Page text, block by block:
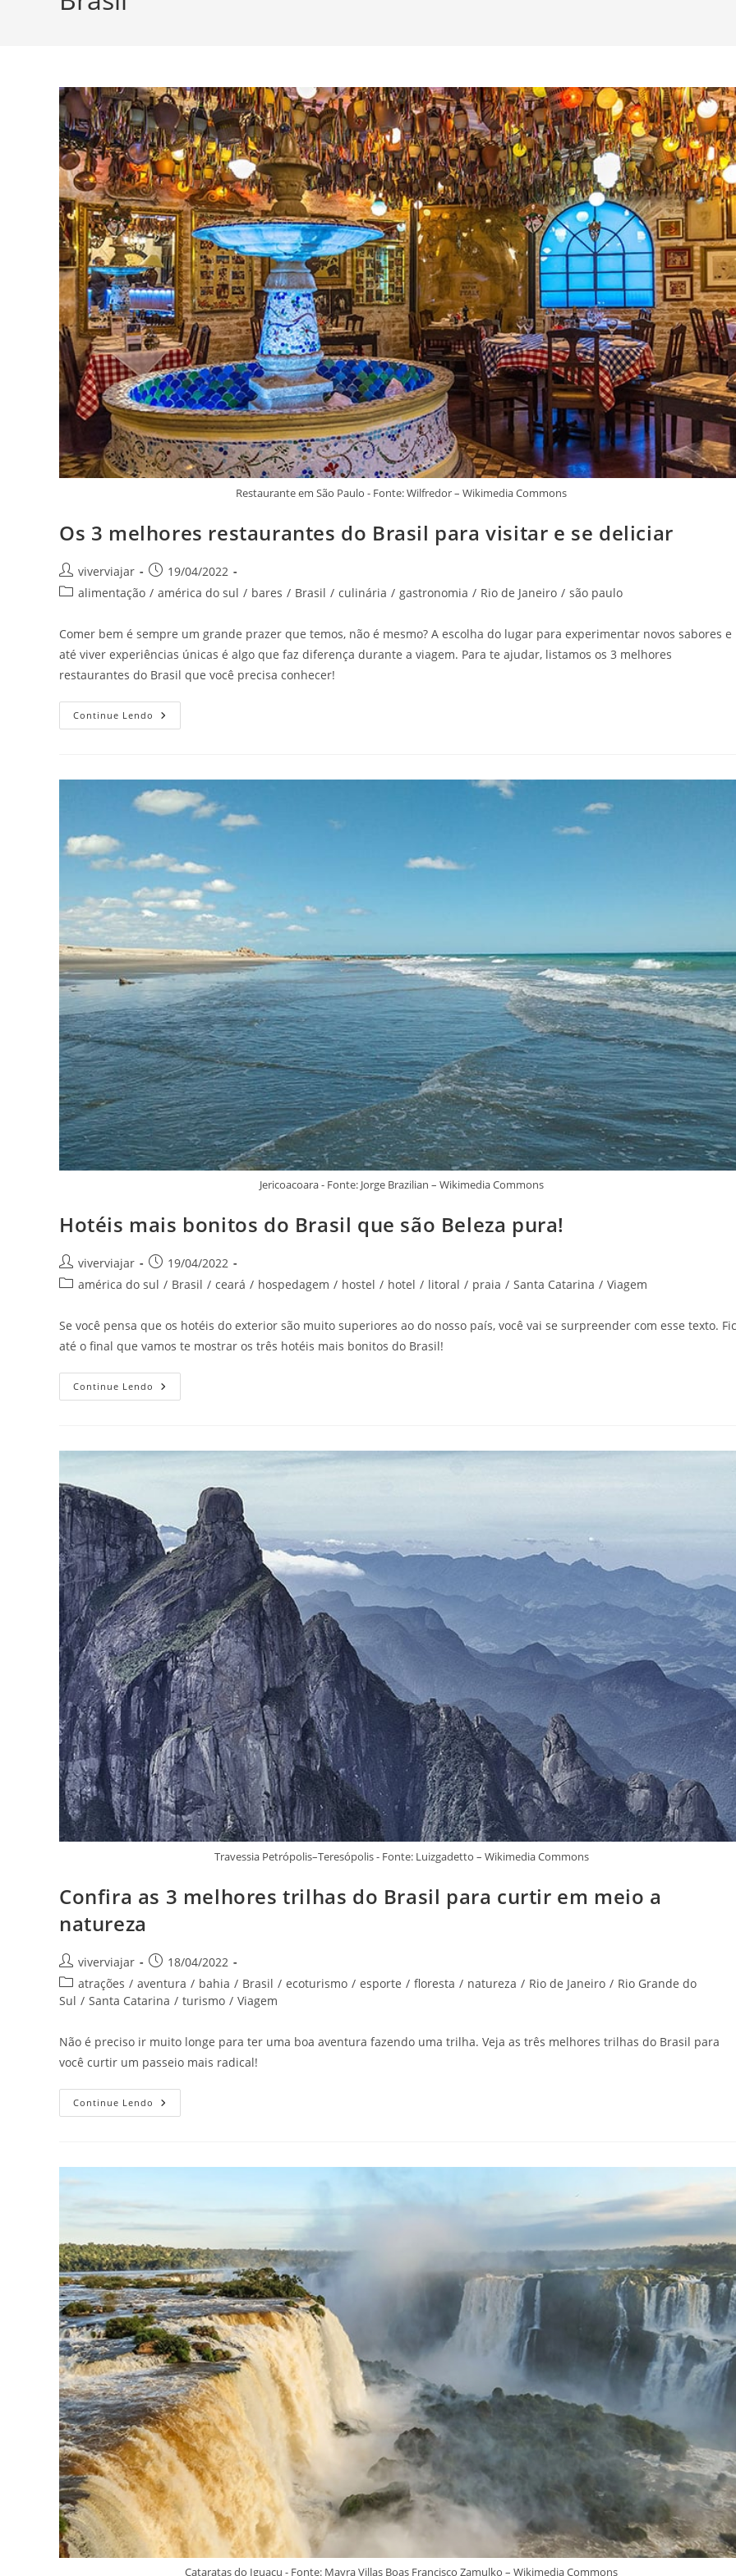
Restaurante em São Paulo - Fonte: Wilfredor – Wikimedia Commons
Os 3 melhores restaurantes do Brasil para visitar e se deliciar
Autor
do
viverviajar
Post
publicado:
19/04/2022
Categoria
alimentação / américa do sul / bares / Brasil / culinária / gastronomia / Rio de Janeiro / são paulo
Comer bem é sempre um grande prazer que temos, não é mesmo? A escolha do lugar para experimentar novos sabores e
até viver experiências únicas é algo que faz diferença durante a viagem. Para te ajudar, listamos os 3 melhores
restaurantes do Brasil que você precisa conhecer!
Continue Lendo Os
3
Para
Visitar
E
Se
Jericoacoara - Fonte: Jorge Brazilian – Wikimedia Commons
Hotéis mais bonitos do Brasil que são Beleza pura!
Autor
do
viverviajar
Post
publicado:
19/04/2022
Categoria
post:
américa do sul / Brasil / ceará / hospedagem / hostel / hotel / litoral / praia / Santa Catarina / Viagem
Se você pensa que os hotéis do exterior são muito superiores ao do nosso país, você vai se surpreender com esse texto.
até o final que vamos te mostrar os três hotéis mais bonitos do Brasil!
Continue Lendo Hotéis
Mais
São
Travessia Petrópolis–Teresópolis - Fonte: Luizgadetto – Wikimedia Commons
Confira as 3 melhores trilhas do Brasil para curtir em meio a
natureza
Autor
do
post:
viverviajar
Post
publicado:
18/04/2022
Categoria
do
atrações / aventura / bahia / Brasil / ecoturismo / esporte / floresta / natureza / Rio de Janeiro / Rio Grande do
Sul / Santa Catarina / turismo / Viagem
Não é preciso ir muito longe para ter uma boa aventura fazendo uma trilha. Veja as três melhores trilhas do Brasil para
você curtir um passeio mais radical!
Continue Lendo Confira
As
Brasil
Em
A
Cataratas do Iguaçu - Fonte: Mayra Villas Boas Francisco Zamulko – Wikimedia Commons